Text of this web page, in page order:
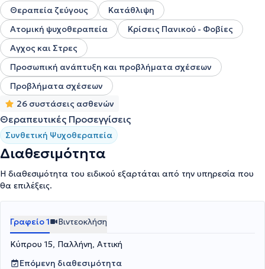
Θεραπεία ζεύγους
Κατάθλιψη
Ατομική ψυχοθεραπεία
Κρίσεις Πανικού - Φοβίες
Αγχος και Στρες
Προσωπική ανάπτυξη και προβλήματα σχέσεων
Προβλήματα σχέσεων
26 συστάσεις ασθενών
Θεραπευτικές Προσεγγίσεις
Συνθετική Ψυχοθεραπεία
Διαθεσιμότητα
Η διαθεσιμότητα του ειδικού εξαρτάται από την υπηρεσία που
θα επιλέξεις.
Γραφείο 1 Βιντεοκλήση
Κύπρου 15, Παλλήνη, Αττική
Επόμενη διαθεσιμότητα